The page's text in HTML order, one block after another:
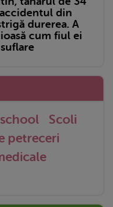
din
durerea. A
cum fiul ei
Scoli
petreceri